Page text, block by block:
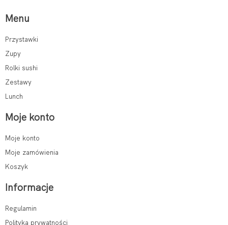
Menu
Przystawki
Zupy
Rolki sushi
Zestawy
Lunch
Moje konto
Moje konto
Moje zamówienia
Koszyk
Informacje
Regulamin
Polityka prywatności